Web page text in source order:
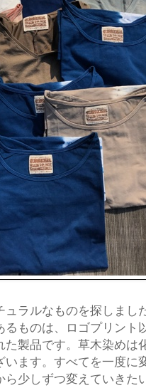
ュラルなものを探しまし
るものは、ロゴプリント
た製品です。草木染めは
います。すべてを一度に
ら少しずつ変えていきた